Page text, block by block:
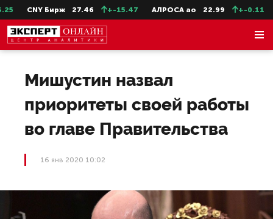
CNY Бирж 27.46 +-15.47 АЛРОСА ао 22.99 +-0.11
Мишустин назвал
приоритеты своей работы
во главе Правительства
16 янв 2020 10:02